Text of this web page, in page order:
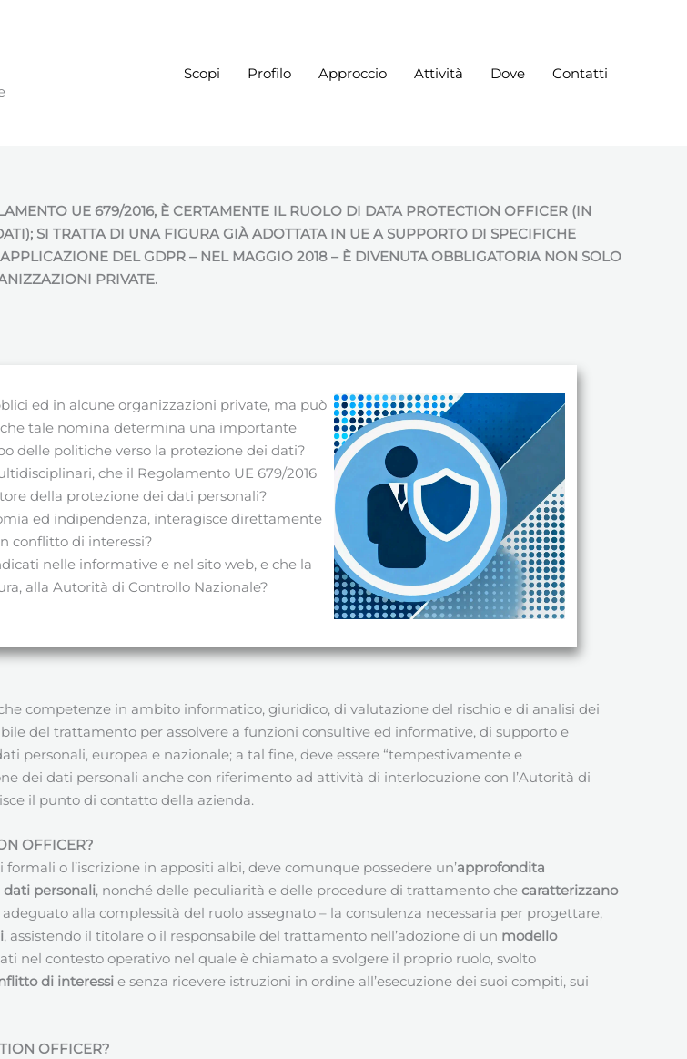
Scopi Profilo Approccio Attività Dove Contatti
UE 679/2016, È CERTAMENTE IL RUOLO DI DATA PROTECTION OFFICER (IN
SI TRATTA DI UNA FIGURA GIÀ ADOTTATA IN UE A SUPPORTO DI SPECIFICHE
DEL GDPR – NEL MAGGIO 2018 – È DIVENUTA OBBLIGATORIA NON SOLO
PRIVATE.
ed in alcune organizzazioni private, ma può
tale nomina determina una importante
delle politiche verso la protezione dei dati?
che il Regolamento UE 679/2016
della protezione dei dati personali?
ed indipendenza, interagisce direttamente
conflitto di interessi?
nelle informative e nel sito web, e che la
alla Autorità di Controllo Nazionale?
competenze in ambito informatico, giuridico, di valutazione del rischio e di analisi dei
del trattamento per assolvere a funzioni consultive ed informative, di supporto e
personali, europea e nazionale; a tal fine, deve essere “tempestivamente e
dei dati personali anche con riferimento ad attività di interlocuzione con l’Autorità di
il punto di contatto della azienda.
OFFICER?
o l’iscrizione in appositi albi, deve comunque possedere un’approfondita
personali, nonché delle peculiarità e delle procedure di trattamento che caratterizzano
alla complessità del ruolo assegnato – la consulenza necessaria per progettare,
, assistendo il titolare o il responsabile del trattamento nell’adozione di un modello
nel contesto operativo nel quale è chiamato a svolgere il proprio ruolo, svolto
di interessi e senza ricevere istruzioni in ordine all’esecuzione dei suoi compiti, sui
OFFICER?